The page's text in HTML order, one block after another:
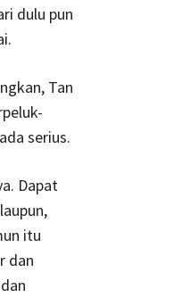
dulu pun
Tan
serius.
Dapat
itu
dan